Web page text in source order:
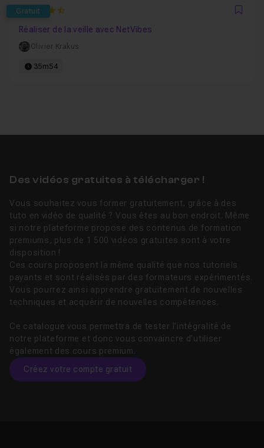
Gratuit
4.1111111111111
Réaliser de la veille avec NetVibes
Olivier Krakus
35m54
Des vidéos gratuites à télécharger !
Vous souhaitez vous former gratuitement, grâce à des
tuto en vidéo de qualité ? Vous êtes au bon endroit. Même
si notre plateforme propose des contenus de formation
premiums, plus de 1 500 vidéos gratuites sont à votre
disposition !
Ces cours proposent la même qualité que nos tutoriels
payants et sont réalisés par des formateurs expérimentés.
Vous pourrez ainsi apprendre gratuitement de nouvelles
techniques et acquérir de nouvelles compétences.
Ce catalogue vous permettra de tester l’intégralité de
notre plateforme et donc vous convaincre d’utiliser
également des cours premium.
Créez votre compte gratuit